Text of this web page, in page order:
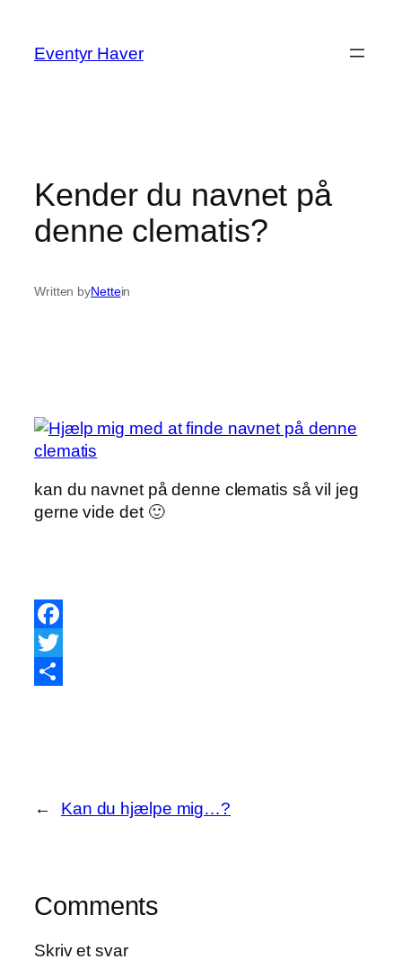
indhold
Eventyr Haver
Kender du navnet på
denne clematis?
Written byNettein
kan du navnet på denne clematis så vil jeg
gerne vide det 🙂
Facebook
Twitter
← Kan du hjælpe mig…?
Comments
Skriv et svar